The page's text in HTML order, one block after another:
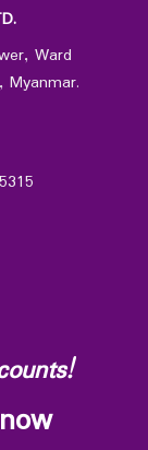
Ward
Myanmar.